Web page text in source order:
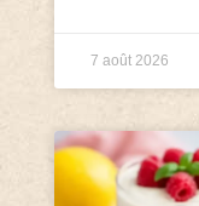
7 août 2026